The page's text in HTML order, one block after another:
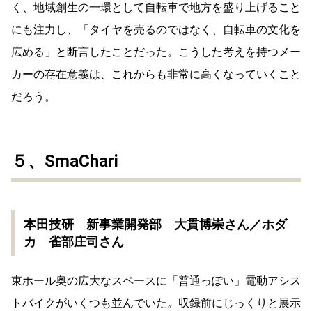
く、地域創生の一環として自転車で地方を盛り上げること
にも注力し、「タイヤを売るのではなく、自転車の文化を
広める」と断言したことだった。こうした考えを持つメー
カーの存在意義は、これからも非常に高くなっていくこと
だろう。
５、SmaChari
本田技研 新事業開発部 大貫博崇さん／ホダ
カ 雀部庄司さん
東ホール奥の広大なスペースに「普通っぽい」電動アシス
トバイクがいくつも並んでいた。収録前にじっくりと展示